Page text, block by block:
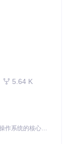
5.64 K
openEuler内核是openEuler操作系统的核心，既是系统性能与稳定性的基石，也是连接处理器、设备与服务的桥梁。